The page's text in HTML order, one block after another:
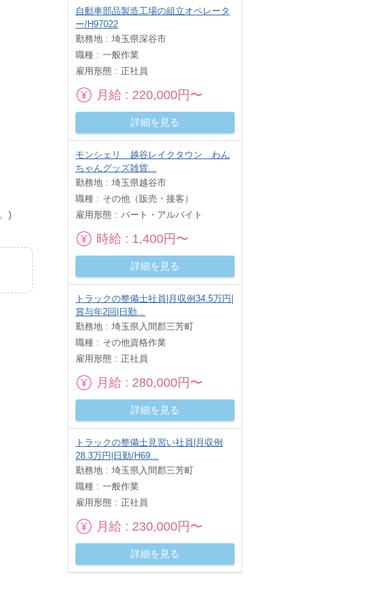
)
自動車部品製造工場の組立オペレータ
ー/H97022
勤務地
埼玉県深谷市
職種
一般作業
雇用形態
正社員
月給 220,000円〜
詳細を見る
モンシェリ 越谷レイクタウン わん
ちゃんグッズ雑貨...
勤務地
埼玉県越谷市
職種
その他（販売・接客）
雇用形態
パート・アルバイト
時給 1,400円〜
詳細を見る
トラックの整備士社員|月収例34.5万円|
賞与年2回|日勤...
勤務地
埼玉県入間郡三芳町
職種
その他資格作業
雇用形態
正社員
月給 280,000円〜
詳細を見る
トラックの整備士見習い社員|月収例
28.3万円|日勤/H69...
勤務地
埼玉県入間郡三芳町
職種
一般作業
雇用形態
正社員
月給 230,000円〜
詳細を見る